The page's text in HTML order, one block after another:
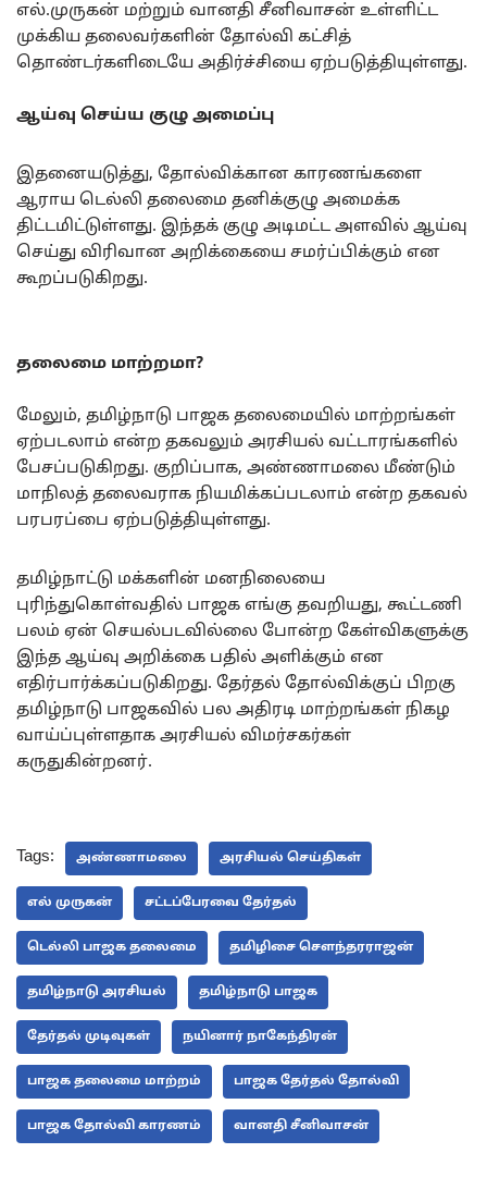
எல்.முருகன் மற்றும் வானதி சீனிவாசன் உள்ளிட்ட
முக்கிய தலைவர்களின் தோல்வி கட்சித்
தொண்டர்களிடையே அதிர்ச்சியை ஏற்படுத்தியுள்ளது.
ஆய்வு செய்ய குழு அமைப்பு
இதனையடுத்து, தோல்விக்கான காரணங்களை
ஆராய டெல்லி தலைமை தனிக்குழு அமைக்க
திட்டமிட்டுள்ளது. இந்தக் குழு அடிமட்ட அளவில் ஆய்வு
செய்து விரிவான அறிக்கையை சமர்ப்பிக்கும் என
கூறப்படுகிறது.
தலைமை மாற்றமா?
மேலும், தமிழ்நாடு பாஜக தலைமையில் மாற்றங்கள்
ஏற்படலாம் என்ற தகவலும் அரசியல் வட்டாரங்களில்
பேசப்படுகிறது. குறிப்பாக, அண்ணாமலை மீண்டும்
மாநிலத் தலைவராக நியமிக்கப்படலாம் என்ற தகவல்
பரபரப்பை ஏற்படுத்தியுள்ளது.
தமிழ்நாட்டு மக்களின் மனநிலையை
புரிந்துகொள்வதில் பாஜக எங்கு தவறியது, கூட்டணி
பலம் ஏன் செயல்படவில்லை போன்ற கேள்விகளுக்கு
இந்த ஆய்வு அறிக்கை பதில் அளிக்கும் என
எதிர்பார்க்கப்படுகிறது. தேர்தல் தோல்விக்குப் பிறகு
தமிழ்நாடு பாஜகவில் பல அதிரடி மாற்றங்கள் நிகழ
வாய்ப்புள்ளதாக அரசியல் விமர்சகர்கள்
கருதுகின்றனர்.
Tags: அண்ணாமலை அரசியல் செய்திகள்
எல் முருகன் சட்டப்பேரவை தேர்தல்
டெல்லி பாஜக தலைமை தமிழிசை சௌந்தரராஜன்
தமிழ்நாடு அரசியல் தமிழ்நாடு பாஜக
தேர்தல் முடிவுகள் நயினார் நாகேந்திரன்
பாஜக தலைமை மாற்றம் பாஜக தேர்தல் தோல்வி
பாஜக தோல்வி காரணம் வானதி சீனிவாசன்